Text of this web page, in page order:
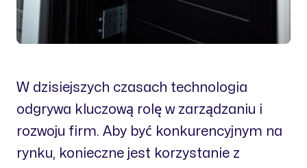
W dzisiejszych czasach technologia
odgrywa kluczową rolę w zarządzaniu i
rozwoju firm. Aby być konkurencyjnym na
rynku, konieczne jest korzystanie z